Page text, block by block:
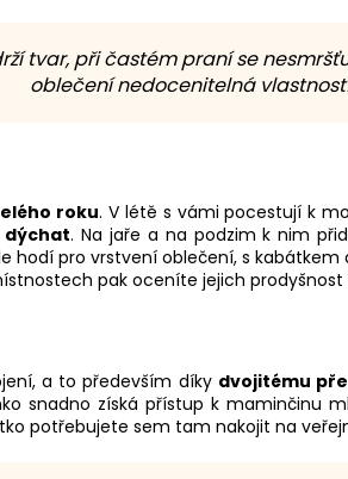
tvar, při častém praní se
oblečení nedocenitelná
roku. V létě s vámi pocestují k
dýchat. Na jaře a na podzim k nim
hodí pro vrstvení oblečení, s kabátkem
pak oceníte jejich prodyšnost
a to především díky dvojitému
snadno získá přístup k maminčinu
potřebujete sem tam nakojit na